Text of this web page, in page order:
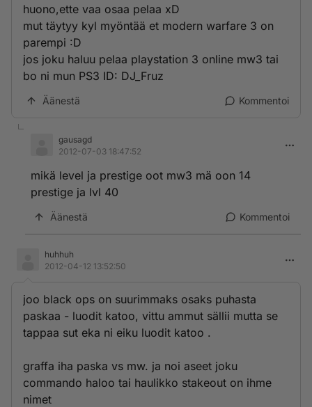
huono,ette vaa osaa pelaa xD
mut täytyy kyl myöntää et modern warfare 3 on
parempi :D
jos joku haluu pelaa playstation 3 online mw3 tai
bo ni mun PS3 ID: DJ_Fruz
Äänestä Kommentoi
gausagd
2012-07-03 18:47:52
mikä level ja prestige oot mw3 mä oon 14
prestige ja lvl 40
Äänestä Kommentoi
huhhuh
2012-04-12 13:52:50
joo black ops on suurimmaks osaks puhasta
paskaa - luodit katoo, vittu ammut sällii mutta se
tappaa sut eka ni eiku luodit katoo .
graffa iha paska vs mw. ja noi aseet joku
commando haloo tai haulikko stakeout on ihme
nimet